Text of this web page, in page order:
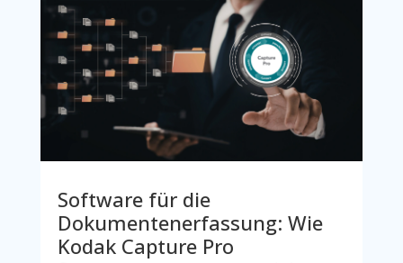
Software für die
Dokumentenerfassung: Wie
Kodak Capture Pro